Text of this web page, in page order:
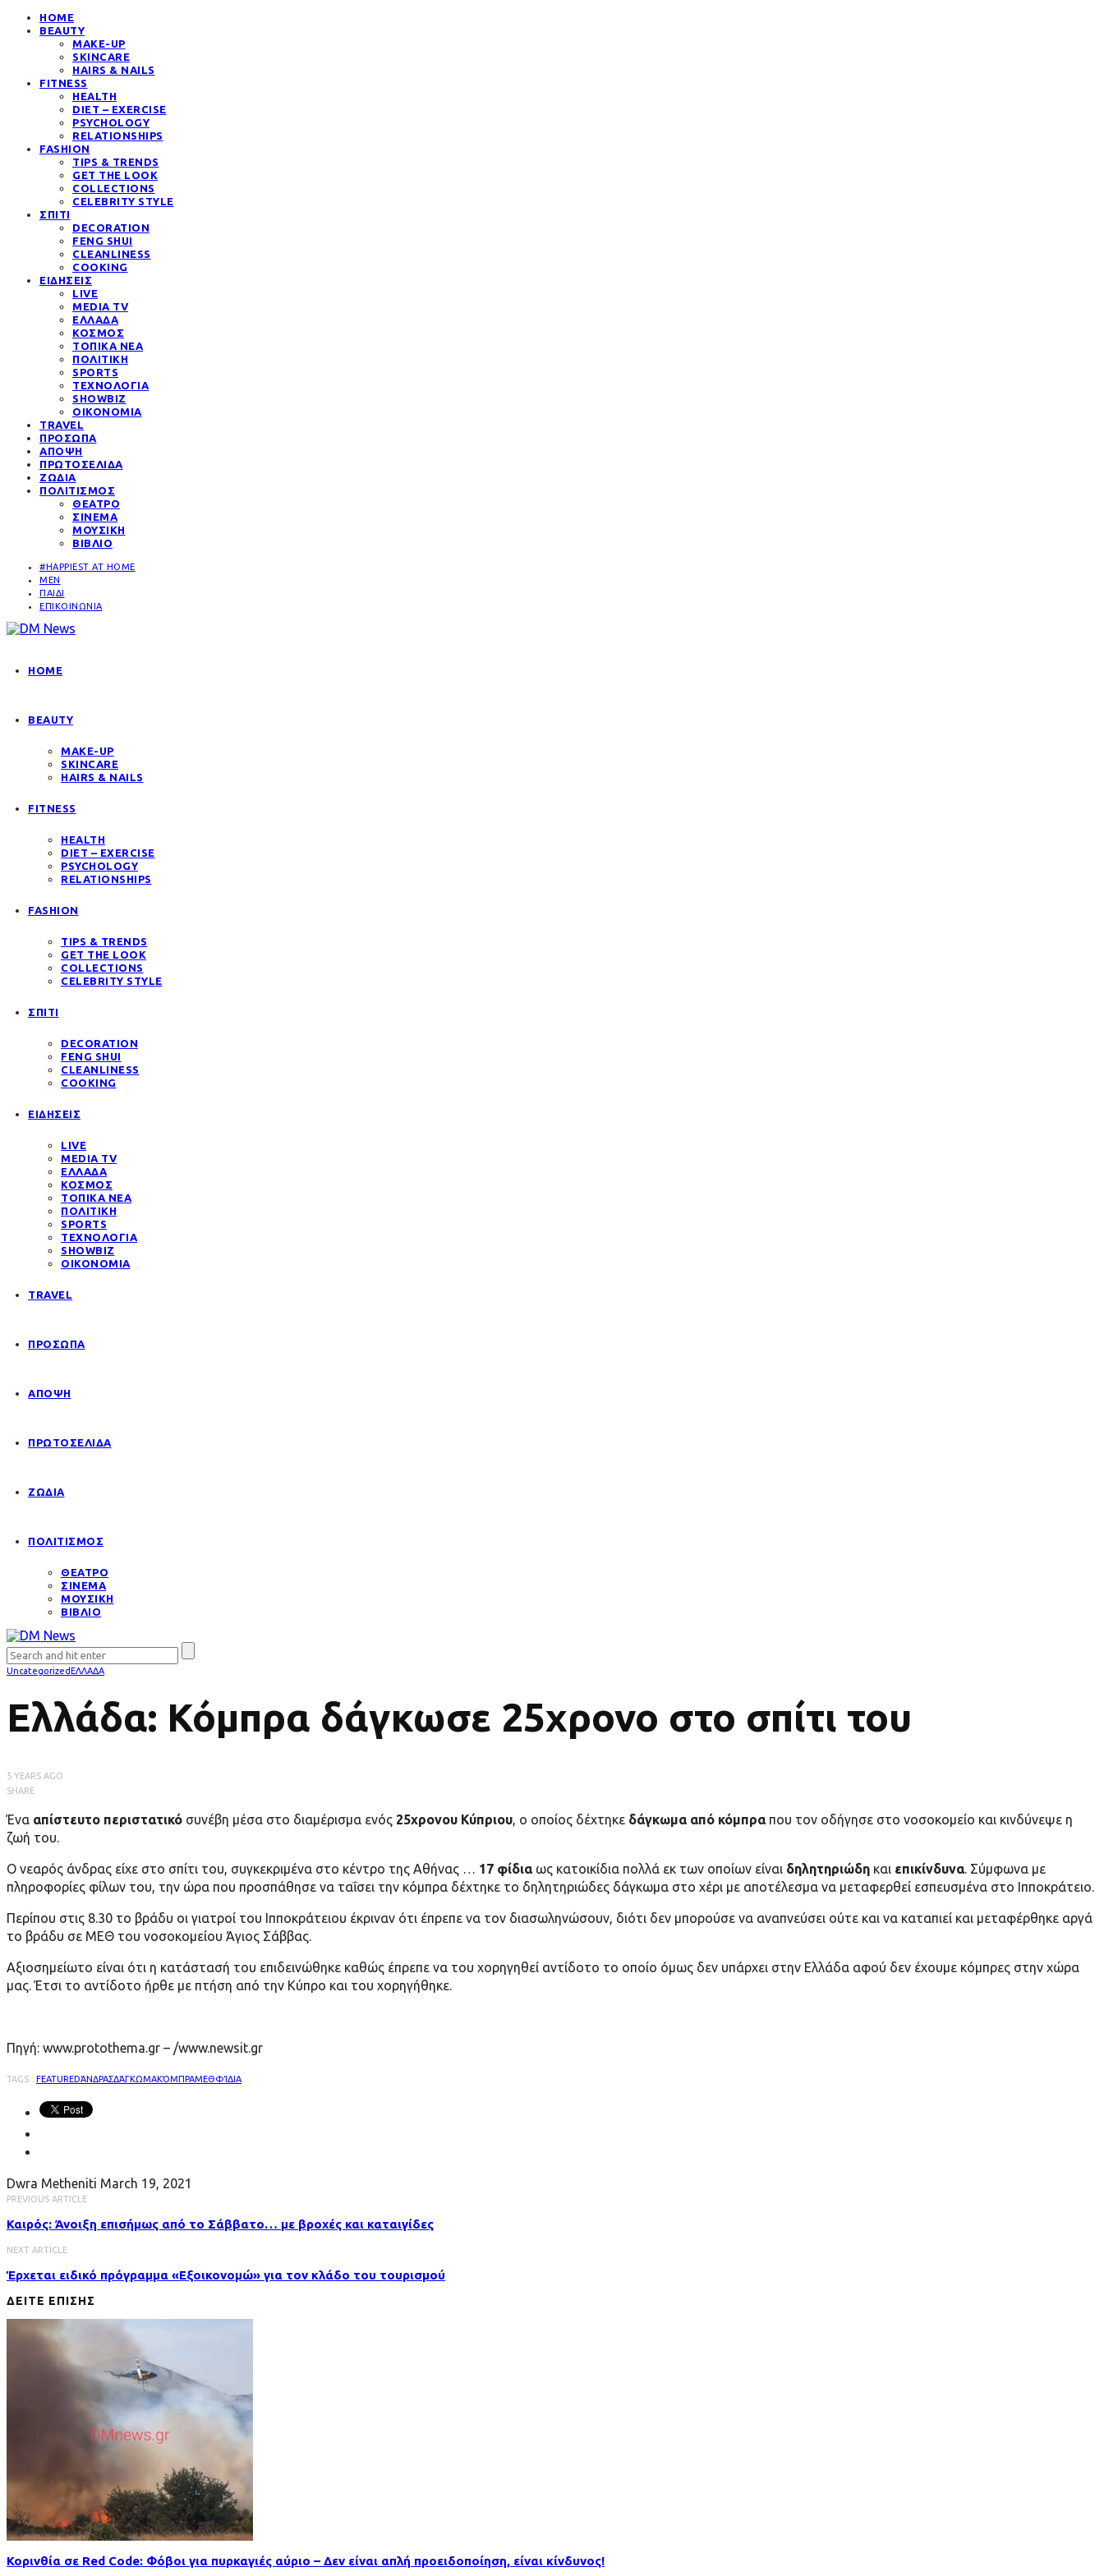
HOME
BEAUTY
MAKE-UP
SKINCARE
HAIRS & NAILS
FITNESS
HEALTH
DIET – EXERCISE
PSYCHOLOGY
RELATIONSHIPS
FASHION
TIPS & TRENDS
GET THE LOOK
COLLECTIONS
CELEBRITY STYLE
ΣΠΙΤΙ
DECORATION
FENG SHUI
CLEANLINESS
COOKING
ΕΙΔΗΣΕΙΣ
LIVE
MEDIA TV
ΕΛΛΑΔΑ
ΚΟΣΜΟΣ
ΤΟΠΙΚΑ ΝΕΑ
ΠΟΛΙΤΙΚΗ
SPORTS
ΤΕΧΝΟΛΟΓΙΑ
SHOWBIZ
ΟΙΚΟΝΟΜΙΑ
TRAVEL
ΠΡΟΣΩΠΑ
ΑΠΟΨΗ
ΠΡΩΤΟΣΕΛΙΔΑ
ΖΩΔΙΑ
ΠΟΛΙΤΙΣΜΟΣ
ΘΕΑΤΡΟ
ΣΙΝΕΜΑ
ΜΟΥΣΙΚΗ
ΒΙΒΛΙΟ
#HAPPIEST AT HOME
MEN
ΠΑΙΔΙ
ΕΠΙΚΟΙΝΩΝΙΑ
HOME
BEAUTY
MAKE-UP
SKINCARE
HAIRS & NAILS
FITNESS
HEALTH
DIET – EXERCISE
PSYCHOLOGY
RELATIONSHIPS
FASHION
TIPS & TRENDS
GET THE LOOK
COLLECTIONS
CELEBRITY STYLE
ΣΠΙΤΙ
DECORATION
FENG SHUI
CLEANLINESS
COOKING
ΕΙΔΗΣΕΙΣ
LIVE
MEDIA TV
ΕΛΛΑΔΑ
ΚΟΣΜΟΣ
ΤΟΠΙΚΑ ΝΕΑ
ΠΟΛΙΤΙΚΗ
SPORTS
ΤΕΧΝΟΛΟΓΙΑ
SHOWBIZ
ΟΙΚΟΝΟΜΙΑ
TRAVEL
ΠΡΟΣΩΠΑ
ΑΠΟΨΗ
ΠΡΩΤΟΣΕΛΙΔΑ
ΖΩΔΙΑ
ΠΟΛΙΤΙΣΜΟΣ
ΘΕΑΤΡΟ
ΣΙΝΕΜΑ
ΜΟΥΣΙΚΗ
ΒΙΒΛΙΟ
UncategorizedΕΛΛΑΔΑ
Ελλάδα: Κόμπρα δάγκωσε 25χρονο στο σπίτι του
5 YEARS AGO
SHARE
Ένα απίστευτο περιστατικό συνέβη μέσα στο διαμέρισμα ενός 25χρονου Κύπριου, ο οποίος δέχτηκε δάγκωμα από κόμπραπου τον οδήγησε στο νοσοκομείο και κινδύνεψε η
ζωή του.
Ο νεαρός άνδρας είχε στο σπίτι του, συγκεκριμένα στο κέντρο της Αθήνας … 17 φίδιαως κατοικίδια πολλά εκ των οποίων είναι δηλητηριώδη και επικίνδυνα. Σύμφωνα με
πληροφορίες φίλων του, την ώρα που προσπάθησε να ταΐσει την κόμπρα δέχτηκε το δηλητηριώδες δάγκωμα στο χέρι με αποτέλεσμα να μεταφερθεί εσπευσμένα στο Ιπποκράτειο.
Περίπου στις 8.30 το βράδυ οι γιατροί του Ιπποκράτειου έκριναν ότι έπρεπε να τον διασωληνώσουν, διότι δεν μπορούσε να αναπνεύσει ούτε και να καταπιεί και μεταφέρθηκε αργά
το βράδυ σε ΜΕΘ του νοσοκομείου Άγιος Σάββας.
Αξιοσημείωτο είναι ότι η κατάστασή του επιδεινώθηκε καθώς έπρεπε να του χορηγηθεί αντίδοτο το οποίο όμως δεν υπάρχει στην Ελλάδα αφού δεν έχουμε κόμπρες στην χώρα
μας. Έτσι το αντίδοτο ήρθε με πτήση από την Κύπρο και του χορηγήθηκε.
Πηγή: www.protothema.gr – /www.newsit.gr
TAGS : FEATUREDΆΝΔΡΑΣΔΆΓΚΩΜΑΚΌΜΠΡΑΜΕΘΦΊΔΙΑ
Dwra Metheniti March 19, 2021
PREVIOUS ARTICLE
Καιρός: Άνοιξη επισήμως από το Σάββατο… με βροχές και καταιγίδες
NEXT ARTICLE
Έρχεται ειδικό πρόγραμμα «Εξοικονομώ» για τον κλάδο του τουρισμού
ΔΕΙΤΕ ΕΠΙΣΗΣ
Κορινθία σε Red Code: Φόβοι για πυρκαγιές αύριο – Δεν είναι απλή προειδοποίηση, είναι κίνδυνος!